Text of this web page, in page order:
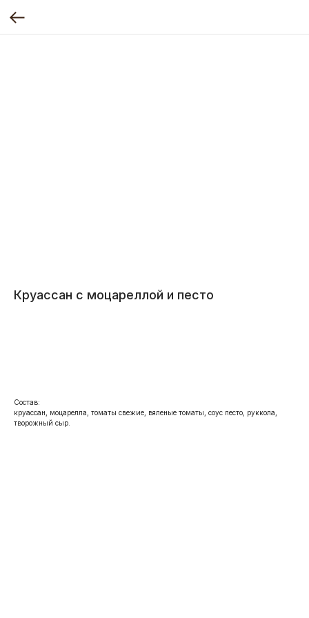
Круассан с моцареллой и песто
Состав:
круассан, моцарелла, томаты свежие, вяленые томаты, соус песто, руккола,
творожный сыр.